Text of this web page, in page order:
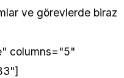
ve görevlerde biraz
columns="5"